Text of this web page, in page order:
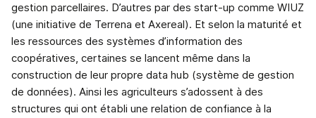
gestion parcellaires. D’autres par des start-up comme WIUZ
(une initiative de Terrena et Axereal). Et selon la maturité et
les ressources des systèmes d’information des
coopératives, certaines se lancent même dans la
construction de leur propre data hub (système de gestion
de données). Ainsi les agriculteurs s’adossent à des
structures qui ont établi une relation de confiance à la